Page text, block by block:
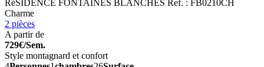
RéSIDENCE FONTAINES BLANCHES Ref. : FB0210CH
Charme
2 pièces
A partir de
729€/Sem.
Style montagnard et confort